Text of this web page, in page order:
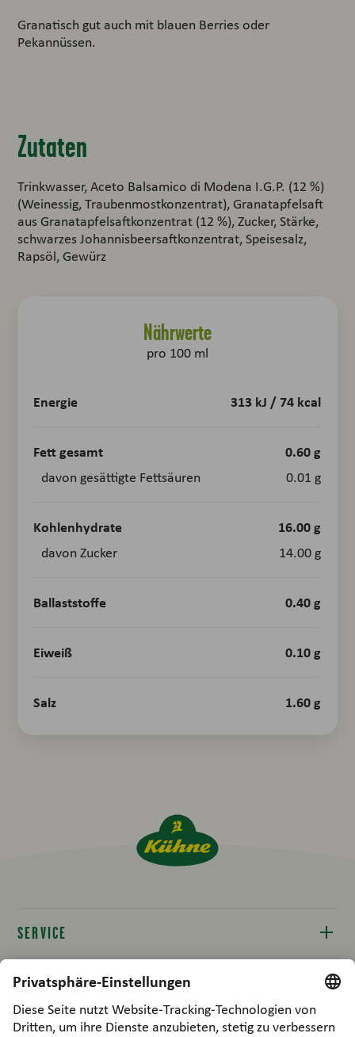
Granatisch gut auch mit blauen Berries oder
Pekannüssen.
Zutaten
Trinkwasser, Aceto Balsamico di Modena I.G.P. (12 %)
(Weinessig, Traubenmostkonzentrat), Granatapfelsaft
aus Granatapfelsaftkonzentrat (12 %), Zucker, Stärke,
schwarzes Johannisbeersaftkonzentrat, Speisesalz,
Rapsöl, Gewürz
Nährwerte
pro 100 ml
Energie 313 kJ / 74 kcal
Fett gesamt 0.60 g
davon gesättigte Fettsäuren 0.01 g
Kohlenhydrate 16.00 g
davon Zucker 14.00 g
Ballaststoffe 0.40 g
Eiweiß 0.10 g
Salz 1.60 g
SERVICE
Kontakt
Produktinfos
RECHTLICHES
Compliance
B2B / FOODPARTNERS